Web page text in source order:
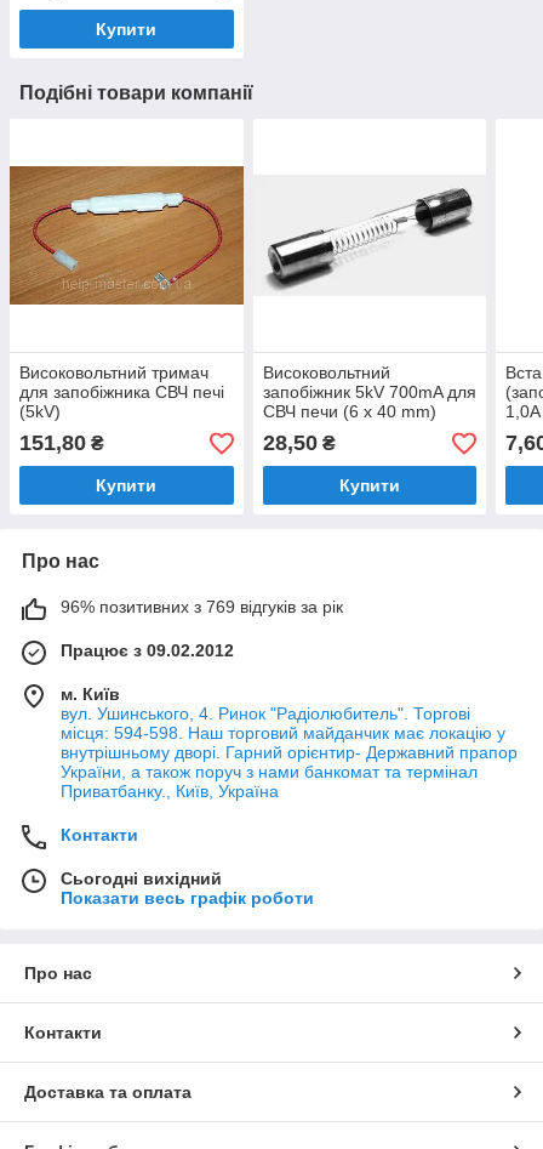
Купити
Подібні товари компанії
Високовольтний тримач
для запобіжника СВЧ печі
(5kV)
151,80 ₴
Купити
Високовольтний
запобіжник 5kV 700mA для
СВЧ печи (6 x 40 mm)
28,50₴
Купити
Про нас
96% позитивних з 769 відгуків за рік
Працює з 09.02.2012
м. Київ
вул. Ушинського, 4. Ринок "Радіолюбитель". Торгові
місця: 594-598. Наш торговий майданчик має локацію у
внутрішньому дворі. Гарний орієнтир- Державний прапор
України, а також поруч з нами банкомат та термінал
Приватбанку., Київ, Україна
Контакти
Сьогодні вихідний
Показати весь графік роботи
Про нас
Контакти
Доставка та оплата